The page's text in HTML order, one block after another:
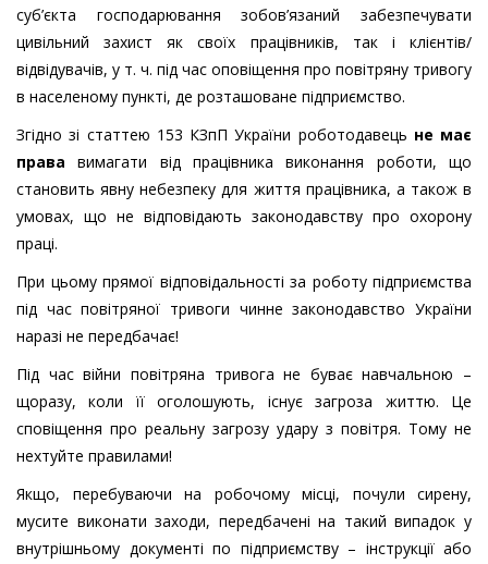
суб’єкта господарювання зобов’язаний забезпечувати
цивільний захист як своїх працівників, так і клієнтів/
відвідувачів, у т. ч. під час оповіщення про повітряну тривогу
в населеному пункті, де розташоване підприємство.
Згідно зі статтею 153 КЗпП України роботодавець не має
права вимагати від працівника виконання роботи, що
становить явну небезпеку для життя працівника, а також в
умовах, що не відповідають законодавству про охорону
праці.
При цьому прямої відповідальності за роботу підприємства
під час повітряної тривоги чинне законодавство України
наразі не передбачає!
Під час війни повітряна тривога не буває навчальною –
щоразу, коли її оголошують, існує загроза життю. Це
сповіщення про реальну загрозу удару з повітря. Тому не
нехтуйте правилами!
Якщо, перебуваючи на робочому місці, почули сирену,
мусите виконати заходи, передбачені на такий випадок у
внутрішньому документі по підприємству – інструкції або